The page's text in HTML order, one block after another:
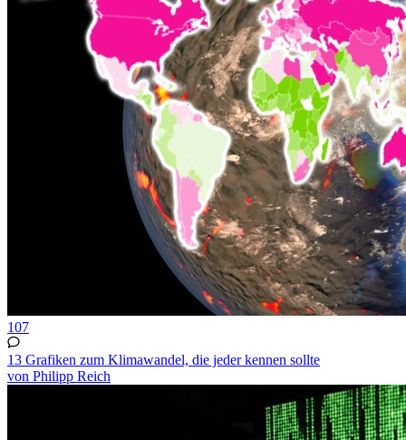
107
13 Grafiken zum Klimawandel, die jeder kennen sollte
von Philipp Reich